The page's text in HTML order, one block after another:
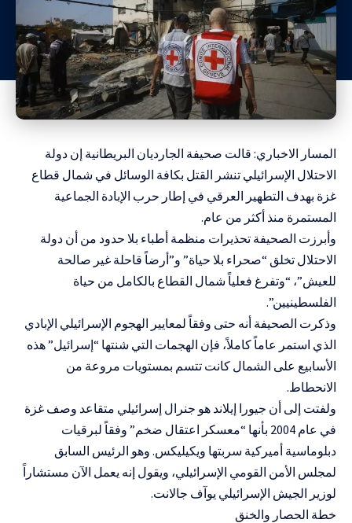
المسار الاخباري: قالت صحيفة الجارديان البريطانية إن دولة
الاحتلال الإسرائيلي تنشر القتل بكافة الوسائل في شمال قطاع
غزة بهدف التطهير العرقي في إطار حرب الإبادة الجماعية
المستمرة منذ أكثر من عام.
وأبرزت الصحيفة تحذيرات منظمة أطباء بلا حدود من أن دولة
الاحتلال تخلق “صحراء بلا حياة” و”أرضاً قاحلة غير صالحة
للعيش”، “وتفرغ فعلياً شمال القطاع بالكامل من حياة
الفلسطينيين”.
وذكرت الصحيفة أنه حتى وفقاً لمعايير الهجوم الإسرائيلي الإبادي
الذي استمر عاماً كاملاً، فإن الهجمات التي شنتها “إسرائيل” هذه
الأسابيع على الشمال كانت تتسم بمستويات مروعة من
الانحطاط.
ولفتت إلى أن جيورا إيلاند هو جنرال إسرائيلي متقاعد وصف غزة
في عام 2004 بأنها “معسكر اعتقال ضخم” وفقاً لبرقيات
دبلوماسية أميركية سربتها ويكيليكس. وهو الرئيس السابق
لمجلس الأمن القومي الإسرائيلي، ويقول إنه يعمل الآن مستشاراً
لوزير الجيش الإسرائيلي يوآف جالانت.
خطة الحصار والخنق